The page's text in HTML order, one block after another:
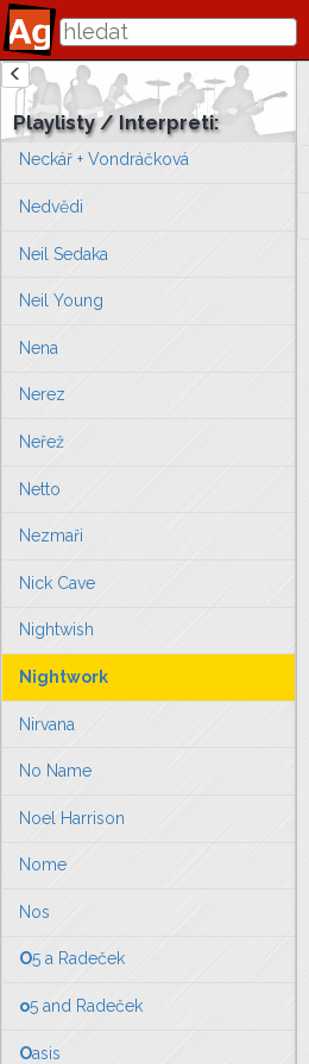
Playlisty / Interpreti:
Navzájem
Nazareth
Neckář + Špinarová
Neckář + Vondráčková
Nedvědi
Neil Sedaka
Neil Young
Nena
Nerez
Neřež
Netto
Nezmaři
Nick Cave
Nightwish
Nightwork
Nirvana
No Name
Noel Harrison
Nome
Nos
O5 a Radeček
o5 and Radeček
Oasis